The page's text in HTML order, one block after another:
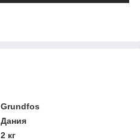
Grundfos
Дания
2 кг